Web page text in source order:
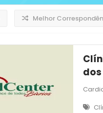
Melhor
dos